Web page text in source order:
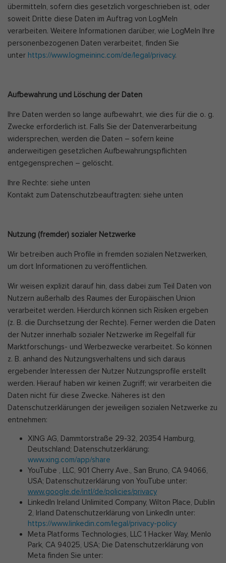
übermitteln, sofern dies gesetzlich vorgeschrieben ist, oder
soweit Dritte diese Daten im Auftrag von LogMeIn
verarbeiten. Weitere Informationen darüber, wie LogMeIn Ihre
personenbezogenen Daten verarbeitet, finden Sie
unter https://www.logmeininc.com/de/legal/privacy.
Aufbewahrung und Löschung der Daten
Ihre Daten werden so lange aufbewahrt, wie dies für die o. g.
Zwecke erforderlich ist. Falls Sie der Datenverarbeitung
widersprechen, werden die Daten – sofern keine
anderweitigen gesetzlichen Aufbewahrungspflichten
entgegensprechen – gelöscht.
Ihre Rechte: siehe unten
Kontakt zum Datenschutzbeauftragten: siehe unten
Nutzung (fremder) sozialer Netzwerke
Wir betreiben auch Profile in fremden sozialen Netzwerken,
um dort Informationen zu veröffentlichen.
Wir weisen explizit darauf hin, dass dabei zum Teil Daten von
Nutzern außerhalb des Raumes der Europäischen Union
verarbeitet werden. Hierdurch können sich Risiken ergeben
(z. B. die Durchsetzung der Rechte). Ferner werden die Daten
der Nutzer innerhalb sozialer Netzwerke im Regelfall für
Marktforschungs- und Werbezwecke verarbeitet. So können
z. B. anhand des Nutzungsverhaltens und sich daraus
ergebender Interessen der Nutzer Nutzungsprofile erstellt
werden. Hierauf haben wir keinen Zugriff; wir verarbeiten die
Daten nicht für diese Zwecke. Näheres ist den
Datenschutzerklärungen der jeweiligen sozialen Netzwerke zu
entnehmen:
XING AG, Dammtorstraße 29-32, 20354 Hamburg,
Deutschland; Datenschutzerklärung:
www.xing.com/app/share
YouTube , LLC, 901 Cherry Ave., San Bruno, CA 94066,
USA; Datenschutzerklärung von YouTube unter:
www.google.de/intl/de/policies/privacy
LinkedIn Ireland Unlimited Company, Wilton Place, Dublin
2, Irland Datenschutzerklärung von LinkedIn unter:
https://www.linkedin.com/legal/privacy-policy
Meta Platforms Technologies, LLC 1 Hacker Way, Menlo
Park, CA 94025, USA; Die Datenschutzerklärung von
Meta finden Sie unter: